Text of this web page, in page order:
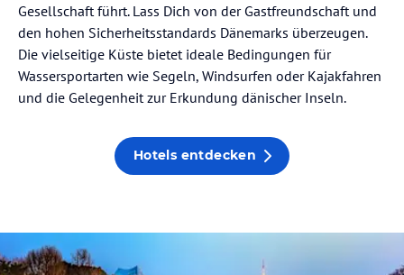
Gesellschaft führt. Lass Dich von der Gastfreundschaft und
den hohen Sicherheitsstandards Dänemarks überzeugen.
Die vielseitige Küste bietet ideale Bedingungen für
Wassersportarten wie Segeln, Windsurfen oder Kajakfahren
und die Gelegenheit zur Erkundung dänischer Inseln.
Hotels entdecken